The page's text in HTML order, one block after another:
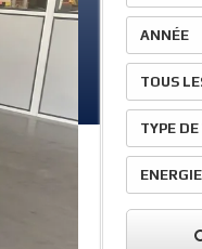
ANNÉE
TOUS
TYPE
ENERGIE